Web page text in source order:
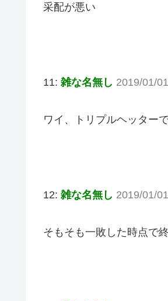
采配が悪い
11: 雑な名無し 2019/01/
ワイ、トリプルヘッター
12: 雑な名無し 2019/01/
そもそも一敗した時点で